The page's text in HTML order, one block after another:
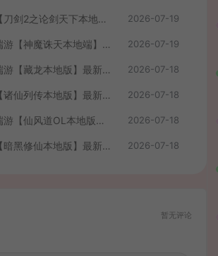
典藏武侠端游【刀剑2之论剑天下本地端】最新整理Win系服务端+PC客户端+GM工具+详细搭建教程 2026-07-19
典藏神话三国端游【神魔诛天本地端】最新整理Win系服务端+PC客户端+货币修改教程+详细搭建教程 2026-07-19
典藏金庸武侠端游【藏龙本地版】最新整理Win系服务端+PC客户端+GM工具+详细搭建教程 2026-07-18
典藏修真端游【诸仙列传本地版】最新整理Win系服务端+PC客户端+GM工具+详细搭建教程 2026-07-18
典藏奇幻修真端游【仙风道OL本地版】最新整理Win系服务端+PC客户端+GM工具+详细搭建教程 2026-07-18
典藏暗黑端游【暗黑修仙本地版】最新整理Win系服务端+PC客户端+GM工具+详细搭建教程 2026-07-18
暂无评论